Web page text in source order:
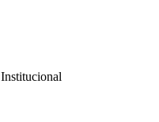
Institucional